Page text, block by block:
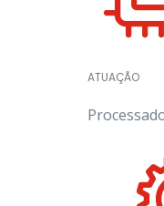
ATUAÇÃO